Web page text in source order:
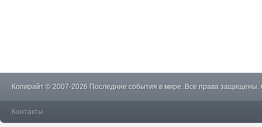
Копирайт © 2007-2026 Последние события в мире. Все права защищены.
Контакты